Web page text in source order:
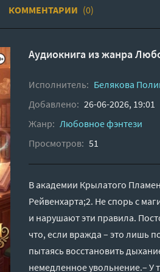
КОММЕНТАРИИ (0)
Аудиокнига из жанра
Исполнитель: Белякова
Добавлено: 26-06-2026, 19:01
Жанр: Любовное фэнтези
Просмотров: 51
В академии Крылатого
Рейвенхарта;2. Не спорь с
и нарушают эти правила.
что, если вражда – это лишь
пытаясь восстановить
немедленное увольнение.– У